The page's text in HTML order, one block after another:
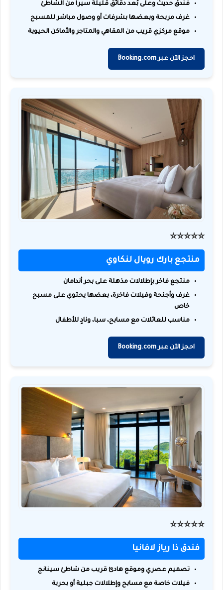
فندق حديث وعلى بُعد دقائق قليلة سيراً من الشاطئ
غرف مريحة وبعضها بشرفات أو وصول مباشر للمسبح
موقع مركزي قريب من المقاهي والمتاجر والأماكن الحيوية
احجز الآن عبر Booking.com
⭐️⭐️⭐️⭐️⭐️
منتجع بارك رويال لنكاوي
منتجع فاخر بإطلالات مذهلة على بحر أندامان
غرف وأجنحة وفيلات فاخرة، بعضها يحتوي على مسبح
خاص
مناسب للعائلات مع مسابح، سبا، ونادٍ للأطفال
احجز الآن عبر Booking.com
⭐️⭐️⭐️⭐️⭐️
فندق ذا رياز لافانيا
تصميم عصري وموقع هادئ قريب من شاطئ سينانج
فيلات خاصة مع مسابح وإطلالات جبلية أو بحرية